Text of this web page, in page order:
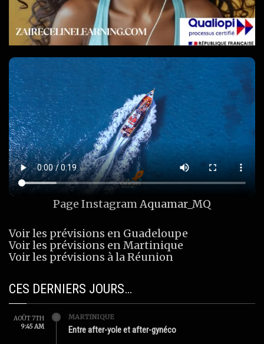
Page InstagramAquamar_MQ
Voir les prévisions en Guadeloupe
Voir les prévisions en Martinique
Voir les prévisions à la Réunion
CES DERNIERS JOURS…
AOÛT 7TH
9:45 AM
MARTINIQUE
Entre after-yole et after-gynéco